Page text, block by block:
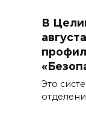
В
Это